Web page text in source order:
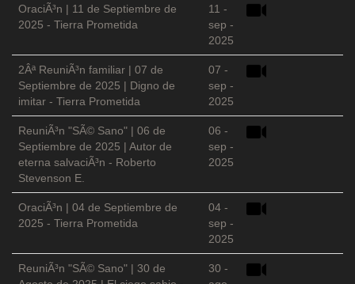
OraciÃ³n | 11 de Septiembre de
2025 - Tierra Prometida
11 -
sep -
2025
2Âª ReuniÃ³n familiar | 07 de
Septiembre de 2025 | Digno de
imitar - Tierra Prometida
07 -
sep -
2025
ReuniÃ³n "SÃ© Sano" | 06 de
Septiembre de 2025 | Autor de
eterna salvaciÃ³n - Roberto
Stevenson E.
06 -
sep -
2025
OraciÃ³n | 04 de Septiembre de
2025 - Tierra Prometida
04 -
sep -
2025
ReuniÃ³n "SÃ© Sano" | 30 de
30 -